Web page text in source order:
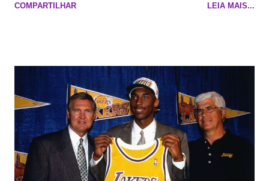
Na quadra Transmissão: NBA League Pass
COMPARTILHAR LEIA MAIS...